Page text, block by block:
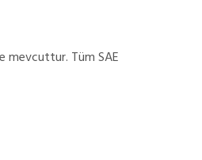
mevcuttur. Tüm SAE